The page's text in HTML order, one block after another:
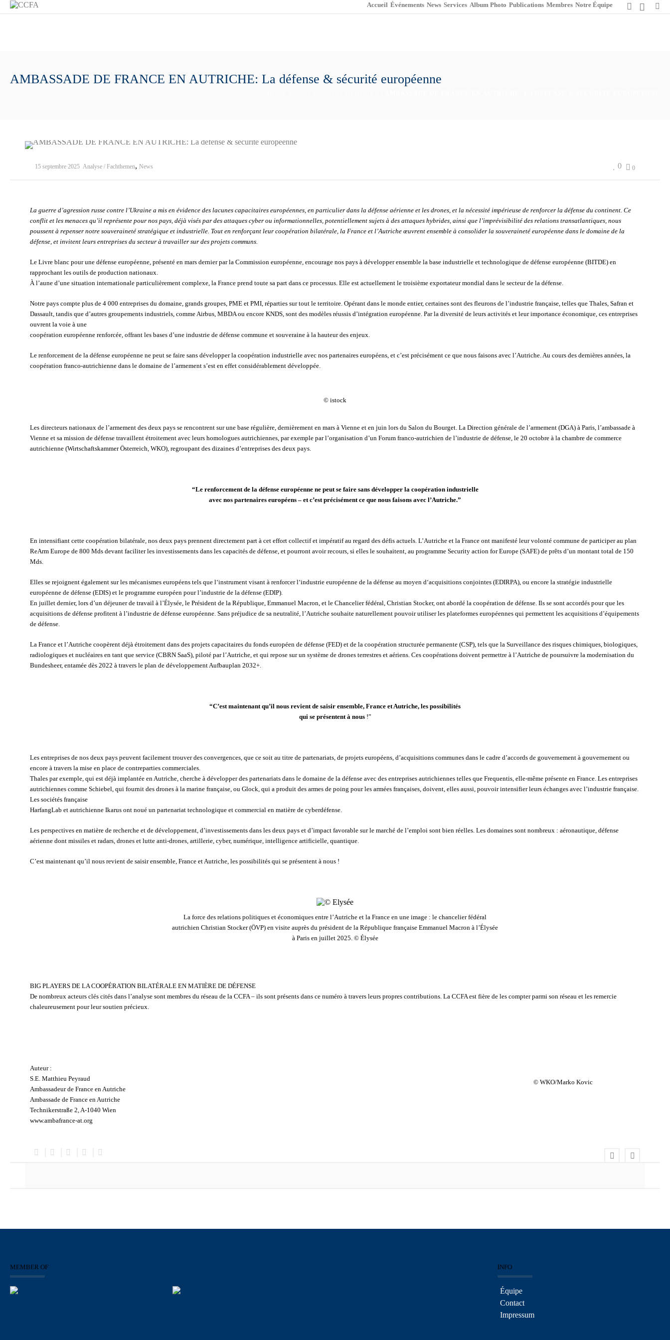
Accueil Événements News Services Album Photo Publications Membres Notre Équipe
AMBASSADE DE FRANCE EN AUTRICHE: La défense & sécurité européenne
15 septembre 2025 Analyse / Fachthemen, News 0
0
La guerre d’agression russe contre l’Ukraine a mis en évidence des lacunes capacitaires européennes, en particulier dans la défense aérienne et les drones, et la nécessité impérieuse de renforcer la défense du continent. Ce
conflit et les menaces qu’il représente pour nos pays, déjà visés par des attaques cyber ou informationnelles, potentiellement sujets à des attaques hybrides, ainsi que l’imprévisibilité des relations transatlantiques, nous
poussent à repenser notre souveraineté stratégique et industrielle. Tout en renforçant leur coopération bilatérale, la France et l’Autriche œuvrent ensemble à consolider la souveraineté européenne dans le domaine de la
défense, et invitent leurs entreprises du secteur à travailler sur des projets communs.
Le Livre blanc pour une défense européenne, présenté en mars dernier par la Commission européenne, encourage nos pays à développer ensemble la base industrielle et technologique de défense européenne (BITDE) en
rapprochant les outils de production nationaux.
À l’aune d’une situation internationale particulièrement complexe, la France prend toute sa part dans ce processus. Elle est actuellement le troisième exportateur mondial dans le secteur de la défense.
Notre pays compte plus de 4 000 entreprises du domaine, grands groupes, PME et PMI, réparties sur tout le territoire. Opérant dans le monde entier, certaines sont des fleurons de l’industrie française, telles que Thales, Safran et
Dassault, tandis que d’autres groupements industriels, comme Airbus, MBDA ou encore KNDS, sont des modèles réussis d’intégration européenne. Par la diversité de leurs activités et leur importance économique, ces entreprises
ouvrent la voie à une
coopération européenne renforcée, offrant les bases d’une industrie de défense commune et souveraine à la hauteur des enjeux.
Le renforcement de la défense européenne ne peut se faire sans développer la coopération industrielle avec nos partenaires européens, et c’est précisément ce que nous faisons avec l’Autriche. Au cours des dernières années, la
coopération franco-autrichienne dans le domaine de l’armement s’est en effet considérablement développée.
© istock
Les directeurs nationaux de l’armement des deux pays se rencontrent sur une base régulière, dernièrement en mars à Vienne et en juin lors du Salon du Bourget. La Direction générale de l’armement (DGA) à Paris, l’ambassade à
Vienne et sa mission de défense travaillent étroitement avec leurs homologues autrichiennes, par exemple par l’organisation d’un Forum franco-autrichien de l’industrie de défense, le 20 octobre à la chambre de commerce
autrichienne (Wirtschaftskammer Österreich, WKO), regroupant des dizaines d’entreprises des deux pays.
“Le renforcement de la défense européenne ne peut se faire sans développer la coopération industrielle
avec nos partenaires européens – et c’est précisément ce que nous faisons avec l’Autriche.”
En intensifiant cette coopération bilatérale, nos deux pays prennent directement part à cet effort collectif et impératif au regard des défis actuels. L’Autriche et la France ont manifesté leur volonté commune de participer au plan
ReArm Europe de 800 Mds devant faciliter les investissements dans les capacités de défense, et pourront avoir recours, si elles le souhaitent, au programme Security action for Europe (SAFE) de prêts d’un montant total de 150
Mds.
Elles se rejoignent également sur les mécanismes européens tels que l‘instrument visant à renforcer l‘industrie européenne de la défense au moyen d‘acquisitions conjointes (EDIRPA), ou encore la stratégie industrielle
européenne de défense (EDIS) et le programme européen pour l’industrie de la défense (EDIP).
En juillet dernier, lors d’un déjeuner de travail à l’Élysée, le Président de la République, Emmanuel Macron, et le Chancelier fédéral, Christian Stocker, ont abordé la coopération de défense. Ils se sont accordés pour que les
acquisitions de défense profitent à l’industrie de défense européenne. Sans préjudice de sa neutralité, l’Autriche souhaite naturellement pouvoir utiliser les plateformes européennes qui permettent les acquisitions d’équipements
de défense.
La France et l’Autriche coopèrent déjà étroitement dans des projets capacitaires du fonds européen de défense (FED) et de la coopération structurée permanente (CSP), tels que la Surveillance des risques chimiques, biologiques,
radiologiques et nucléaires en tant que service (CBRN SaaS), piloté par l’Autriche, et qui repose sur un système de drones terrestres et aériens. Ces coopérations doivent permettre à l’Autriche de poursuivre la modernisation du
Bundesheer, entamée dès 2022 à travers le plan de développement Aufbauplan 2032+.
“C’est maintenant qu’il nous revient de saisir ensemble, France et Autriche, les possibilités
qui se présentent à nous !”
Les entreprises de nos deux pays peuvent facilement trouver des convergences, que ce soit au titre de partenariats, de projets européens, d’acquisitions communes dans le cadre d’accords de gouvernement à gouvernement ou
encore à travers la mise en place de contreparties commerciales.
Thales par exemple, qui est déjà implantée en Autriche, cherche à développer des partenariats dans le domaine de la défense avec des entreprises autrichiennes telles que Frequentis, elle-même présente en France. Les entreprises
autrichiennes comme Schiebel, qui fournit des drones à la marine française, ou Glock, qui a produit des armes de poing pour les armées françaises, doivent, elles aussi, pouvoir intensifier leurs échanges avec l’industrie française.
Les sociétés française
HarfangLab et autrichienne Ikarus ont noué un partenariat technologique et commercial en matière de cyberdéfense.
Les perspectives en matière de recherche et de développement, d’investissements dans les deux pays et d’impact favorable sur le marché de l’emploi sont bien réelles. Les domaines sont nombreux : aéronautique, défense
aérienne dont missiles et radars, drones et lutte anti-drones, artillerie, cyber, numérique, intelligence artificielle, quantique.
C’est maintenant qu’il nous revient de saisir ensemble, France et Autriche, les possibilités qui se présentent à nous !
La force des relations politiques et économiques entre l’Autriche et la France en une image : le chancelier fédéral
autrichien Christian Stocker (ÖVP) en visite auprès du président de la République française Emmanuel Macron à l’Élysée
à Paris en juillet 2025. © Élysée
BIG PLAYERS DE LA COOPÉRATION BILATÉRALE EN MATIÈRE DE DÉFENSE
De nombreux acteurs clés cités dans l’analyse sont membres du réseau de la CCFA – ils sont présents dans ce numéro à travers leurs propres contributions. La CCFA est fière de les compter parmi son réseau et les remercie
chaleureusement pour leur soutien précieux.
© WKO/Marko Kovic
Auteur :
S.E. Matthieu Peyraud
Ambassadeur de France en Autriche
Ambassade de France en Autriche
Technikerstraße 2, A-1040 Wien
www.ambafrance-at.org
MEMBER OF INFO
Équipe
Contact
Impressum